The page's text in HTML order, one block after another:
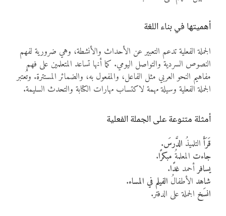
أهميتها في بناء اللغة
الجملة الفعلية تدعم التعبير عن الأحداث والأنشطة، وهي ضرورية لفهم
النصوص السردية والتواصل اليومي. كما أنها تساعد المتعلمين على فهم
مفاهيم النحو العربي مثل الفاعل، والمفعول به، والضمائر المستترة. وتُعتبر
الجملة الفعلية وسيلة مهمة لاكتساب مهارات الكتابة والتحدث السليمة.
أمثلة متنوعة على الجملة الفعلية
قَرَأَالتلميذُ الدَّرسَ.
جاءت المعلمةُ مبكرًا.
يسافرأحمد غدًا.
شاهد الأطفالُ الفيلم في المساء.
انسَخ الجملة على الدفتر.